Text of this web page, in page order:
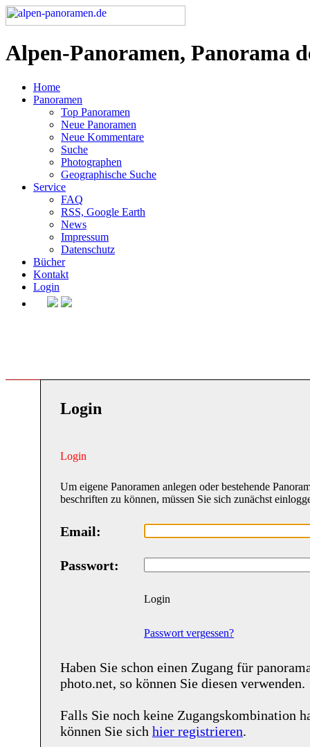
Alpen-Panoramen, Panorama
Home
Panoramen
Top Panoramen
Neue Panoramen
Neue Kommentare
Suche
Photographen
Geographische Suche
Service
FAQ
RSS, Google Earth
News
Impressum
Datenschutz
Bücher
Kontakt
Login
Login
Login
Um eigene Panoramen anlegen oder bestehende
beschriften zu können, müssen Sie sich zunächst
Email:
Passwort:
Login
Passwort vergessen?
Haben Sie schon einen Zugang für
photo.net, so können Sie diesen verwenden.
Falls Sie noch keine Zugangskombination
können Sie sich hier registrieren.